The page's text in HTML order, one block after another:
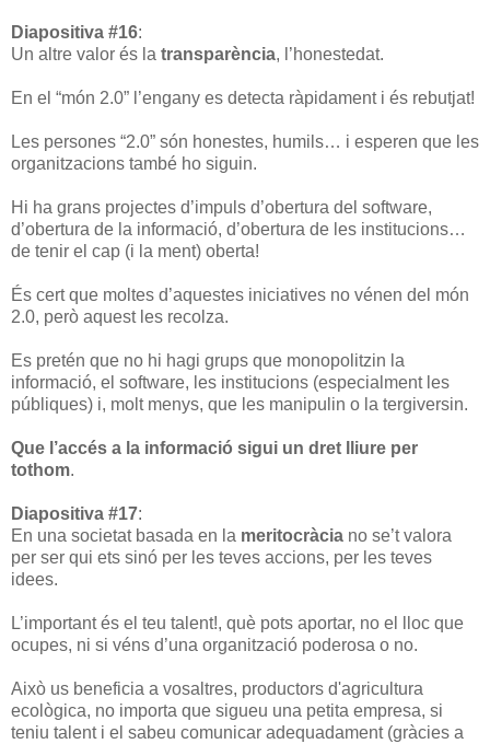
Diapositiva #16:
Un altre valor és la transparència, l’honestedat.
En el “món 2.0” l’engany es detecta ràpidament i és rebutjat!
Les persones “2.0” són honestes, humils… i esperen que les
organitzacions també ho siguin.
Hi ha grans projectes d’impuls d’obertura del software,
d’obertura de la informació, d’obertura de les institucions…
de tenir el cap (i la ment) oberta!
És cert que moltes d’aquestes iniciatives no vénen del món
2.0, però aquest les recolza.
Es pretén que no hi hagi grups que monopolitzin la
informació, el software, les institucions (especialment les
públiques) i, molt menys, que les manipulin o la tergiversin.
Que l’accés a la informació sigui un dret lliure per
tothom.
Diapositiva #17:
En una societat basada en la meritocràcia no se’t valora
per ser qui ets sinó per les teves accions, per les teves
idees.
L’important és el teu talent!, què pots aportar, no el lloc que
ocupes, ni si véns d’una organització poderosa o no.
Això us beneficia a vosaltres, productors d'agricultura
ecològica, no importa que sigueu una petita empresa, si
teniu talent i el sabeu comunicar adequadament (gràcies a